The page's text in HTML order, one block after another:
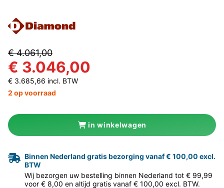
€ 4.061,00
€ 3.046,00
€ 3.685,66 incl. BTW
2 op voorraad
in winkelwagen
Binnen Nederland gratis bezorging vanaf € 100,00 excl.
BTW
Wij bezorgen uw bestelling binnen Nederland tot € 99,99
voor € 8,00 en altijd gratis vanaf € 100,00 excl. BTW.